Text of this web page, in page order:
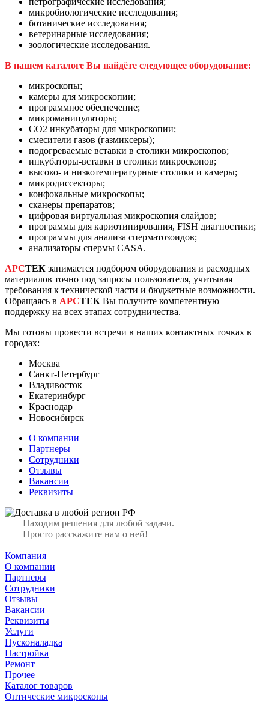
микробиологические исследования;
ботанические исследования;
ветеринарные исследования;
зоологические исследования.
В нашем каталоге Вы найдёте следующее оборудование:
микроскопы;
камеры для микроскопии;
программное обеспечение;
микроманипуляторы;
CO2 инкубаторы для микроскопии;
смесители газов (газмиксеры);
подогреваемые вставки в столики микроскопов;
инкубаторы-вставки в столики микроскопов;
высоко- и низкотемпературные столики и камеры;
микродиссекторы;
конфокальные микроскопы;
сканеры препаратов;
цифровая виртуальная микроскопия слайдов;
программы для кариотипирования, FISH диагностики;
программы для анализа сперматозоидов;
анализаторы спермы CASA.
АРСТЕК занимается подбором оборудования и расходных
материалов точно под запросы пользователя, учитывая
требования к технической части и бюджетные возможности.
Обращаясь в АРСТЕК Вы получите компетентную
поддержку на всех этапах сотрудничества.
Мы готовы провести встречи в наших контактных точках в
городах:
Москва
Санкт-Петербург
Владивосток
Екатеринбург
Краснодар
Новосибирск
О компании
Партнеры
Сотрудники
Отзывы
Вакансии
Реквизиты
Находим решения для любой задачи.
Просто расскажите нам о ней!
Компания
О компании
Партнеры
Сотрудники
Отзывы
Вакансии
Реквизиты
Услуги
Пусконаладка
Настройка
Ремонт
Прочее
Каталог товаров
Оптические микроскопы